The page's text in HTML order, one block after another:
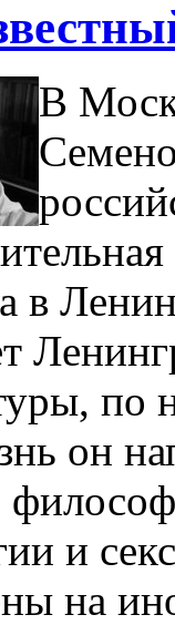
В
в
по
он
и
на